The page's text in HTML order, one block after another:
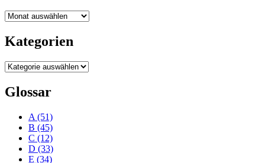
Blogarchiv
Kategorien
Kategorien
Glossar
A (51)
B (45)
C (12)
D (33)
E (34)